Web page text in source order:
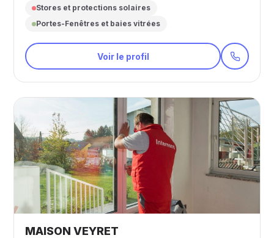
Stores et protections solaires
Portes-Fenêtres et baies vitrées
Voir le profil
MAISON VEYRET